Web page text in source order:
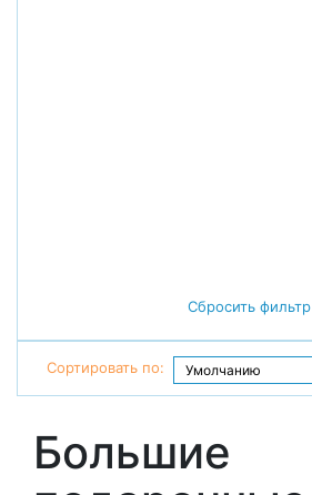
Сбросить фильтр
Сортировать по:
Большие